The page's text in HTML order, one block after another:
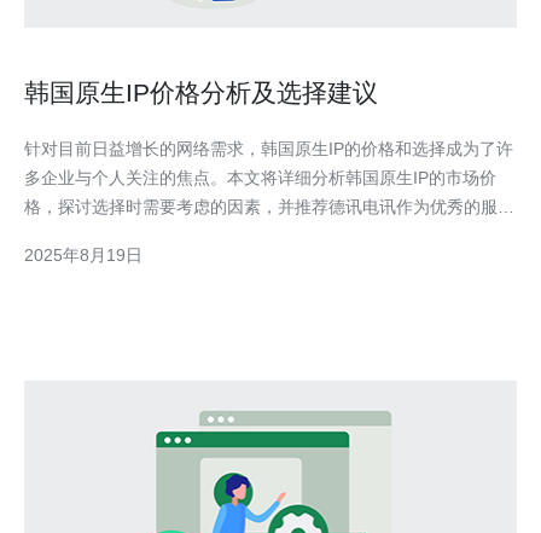
韩国原生IP价格分析及选择建议
针对目前日益增长的网络需求，韩国原生IP的价格和选择成为了许
多企业与个人关注的焦点。本文将详细分析韩国原生IP的市场价
格，探讨选择时需要考虑的因素，并推荐德讯电讯作为优秀的服务
原生IP的选择之前，首先需要掌握其市场价格。一般来说，韩国原
2025年8月19日